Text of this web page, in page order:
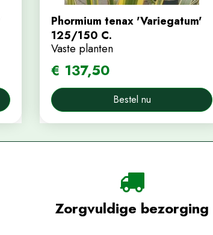
Phormium tenax 'Variegatum'
125/150 C.
Vaste planten
€ 137,50
Bestel nu
Zorgvuldige bezorging